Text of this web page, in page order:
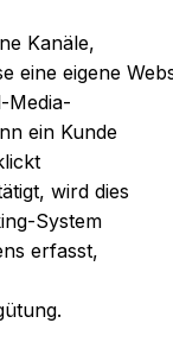
Kanäle,
e‬ine e‬igene
Media-
e‬in Kunde
w‬ird dies
System
erfasst,